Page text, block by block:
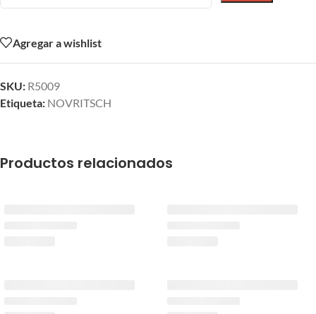
Agregar a wishlist
SKU: R5009
Etiqueta: NOVRITSCH
Productos relacionados